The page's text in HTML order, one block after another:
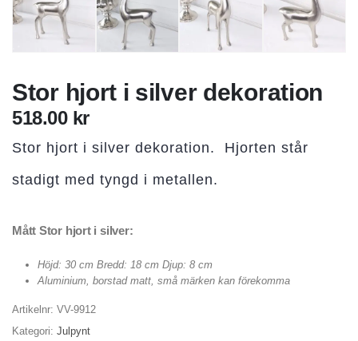
Stor hjort i silver dekoration
518.00 kr
Stor hjort i silver dekoration. Hjorten står
stadigt med tyngd i metallen.
Mått Stor hjort i silver:
Höjd: 30 cm Bredd: 18 cm Djup: 8 cm
Aluminium, borstad matt, små märken kan förekomma
Artikelnr: VV-9912
Kategori: Julpynt